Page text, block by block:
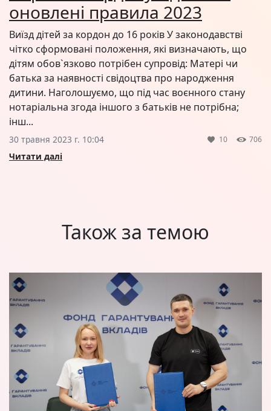
оновлені правила 2023
Виїзд дітей за кордон до 16 років У законодавстві
чітко сформовані положення, які визначають, що
дітям обов`язково потрібен супровід: Матері чи
батька за наявності свідоцтва про народження
дитини. Наголошуємо, що під час воєнного стану
нотаріальна згода іншого з батьків не потрібна;
інш...
30 травня 2023 г. 10:04 10 706
Читати далі
Також за темою